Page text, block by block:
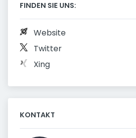
FINDEN SIE UNS:
Website
Twitter
Xing
KONTAKT